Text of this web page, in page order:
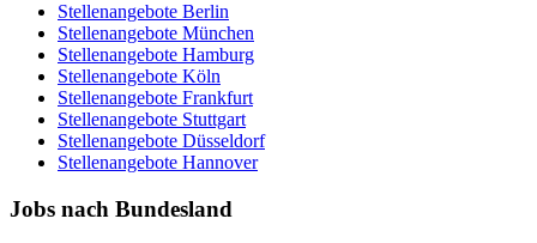
Stellenangebote Berlin
Stellenangebote München
Stellenangebote Hamburg
Stellenangebote Köln
Stellenangebote Frankfurt
Stellenangebote Stuttgart
Stellenangebote Düsseldorf
Stellenangebote Hannover
Jobs nach Bundesland